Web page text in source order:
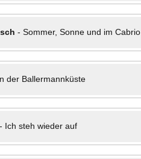
- Sommer, Sonne und im Cabrio
der Ballermannküste
- Ich steh wieder auf